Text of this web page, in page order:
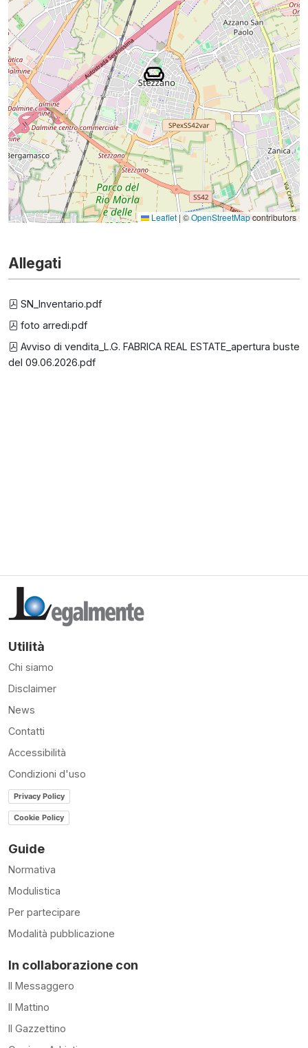
Leaflet |©OpenStreetMapcontributors
Allegati
SN_Inventario.pdf
foto arredi.pdf
Avviso di vendita_L.G. FABRICA REAL ESTATE_apertura buste
del 09.06.2026.pdf
Utilità
Chi siamo
Disclaimer
News
Contatti
Accessibilità
Condizioni d'uso
Privacy Policy
Cookie Policy
Guide
Normativa
Modulistica
Per partecipare
Modalità pubblicazione
In collaborazione con
Il Messaggero
Il Mattino
Il Gazzettino